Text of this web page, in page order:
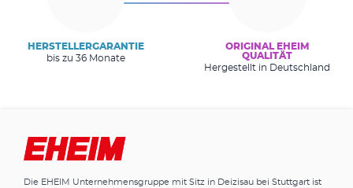
HERSTELLERGARANTIE
bis zu 36 Monate
ORIGINAL EHEIM
QUALITÄT
Hergestellt in Deutschland
Die EHEIM Unternehmensgruppe mit Sitz in Deizisau bei Stuttgart ist